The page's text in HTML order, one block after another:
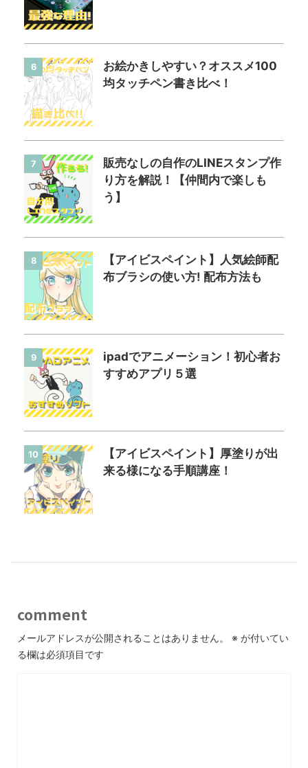
6
お絵かきしやすい？オススメ100
均タッチペン書き比べ！
7
販売なしの自作のLINEスタンプ作
り方を解説！【仲間内で楽しも
う】
8
【アイビスペイント】人気絵師配
布ブラシの使い方! 配布方法も
9
ipadでアニメーション！初心者お
すすめアプリ５選
10
【アイビスペイント】厚塗りが出
来る様になる手順講座！
comment
メールアドレスが公開されることはありません。 ※ が付いてい
る欄は必須項目です